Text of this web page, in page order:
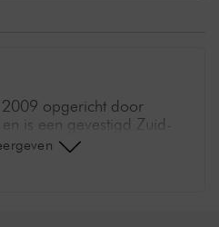
opgericht door
en is een gevestigd Zuid-
De naam is een